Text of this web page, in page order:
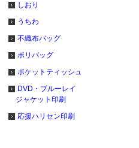
しおり
うちわ
不織布バッグ
ポリバッグ
ポケットティッシュ
DVD・ブルーレイ
ジャケット印刷
応援ハリセン印刷